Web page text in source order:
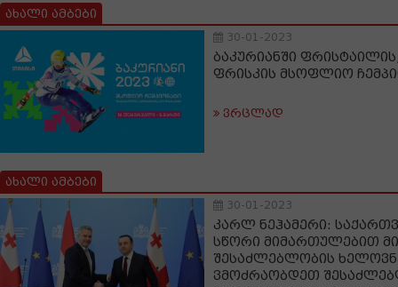
ახალი ამბები
30-01-2023
ბაკურიანში
ფრისკის მსოფლიო
ვრცლად
ახალი ამბები
30-01-2023
კარლ ნეჰამერი:
სწორი მიმართულებით
შესაძლებლობის
ვმოძრაობდეთ